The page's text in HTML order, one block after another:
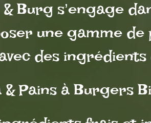
Burg s’engage
une gamme
des
Pains à Burgers